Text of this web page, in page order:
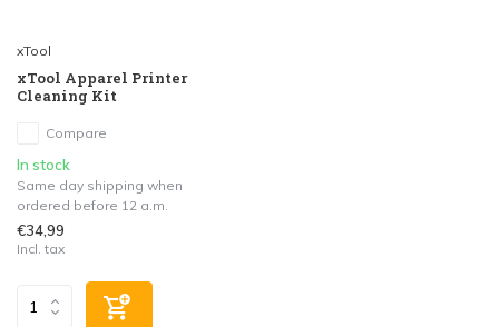
xTool
xTool Apparel Printer
Cleaning Kit
Compare
In stock
Same day shipping when
ordered before 12 a.m.
€34,99
Incl. tax